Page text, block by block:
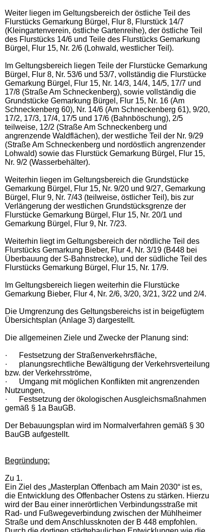
Weiter liegen im Geltungsbereich der östliche Teil des
Flurstücks Gemarkung Bürgel, Flur 8, Flurstück 14/7
(Kleingartenverein, östliche Gartenreihe), der östliche Teil
des Flurstücks 14/6 und Teile des Flurstücks Gemarkung
Bürgel, Flur 15, Nr. 2/6 (Lohwald, westlicher Teil).
Im Geltungsbereich liegen Teile der Flurstücke Gemarkung
Bürgel, Flur 8, Nr. 53/6 und 53/7, vollständig die Flurstücke
Gemarkung Bürgel, Flur 15, Nr. 14/3, 14/4, 14/5, 17/7 und
17/8 (Straße Am Schneckenberg), sowie vollständig die
Grundstücke Gemarkung Bürgel, Flur 15, Nr. 16 (Am
Schneckenberg 60), Nr. 14/6 (Am Schneckenberg 61), 9/20,
17/2, 17/3, 17/4, 17/5 und 17/6 (Bahnböschung), 2/5
teilweise, 12/2 (Straße Am Schneckenberg und
angrenzende Waldflächen), der westliche Teil der Nr. 9/29
(Straße Am Schneckenberg und nordöstlich angrenzender
Lohwald) sowie das Flurstück Gemarkung Bürgel, Flur 15,
Nr. 9/2 (Wasserbehälter).
Weiterhin liegen im Geltungsbereich die Grundstücke
Gemarkung Bürgel, Flur 15, Nr. 9/20 und 9/27, Gemarkung
Bürgel, Flur 9, Nr. 7/43 (teilweise, östlicher Teil), bis zur
Verlängerung der westlichen Grundstücksgrenze der
Flurstücke Gemarkung Bürgel, Flur 15, Nr. 20/1 und
Gemarkung Bürgel, Flur 9, Nr. 7/23.
Weiterhin liegt im Geltungsbereich der nördliche Teil des
Flurstücks Gemarkung Bieber, Flur 4, Nr. 3/19 (B448 bei
Überbauung der S-Bahnstrecke), und der südliche Teil des
Flurstücks Gemarkung Bürgel, Flur 15, Nr. 17/9.
Im Geltungsbereich liegen weiterhin die Flurstücke
Gemarkung Bieber, Flur 4, Nr. 2/6, 3/20, 3/21, 3/22 und 2/4.
Die Umgrenzung des Geltungsbereichs ist in beigefügtem
Übersichtsplan (Anlage 3) dargestellt.
Die allgemeinen Ziele und Zwecke der Planung sind:
·
Festsetzung der Straßenverkehrsfläche,
·
planungsrechtliche Bewältigung der Verkehrsverteilung
bzw. der Verkehrsströme,
·
Umgang mit möglichen Konflikten mit angrenzenden
Nutzungen,
·
Festsetzung der ökologischen Ausgleichsmaßnahmen
gemäß § 1a BauGB.
Der Bebauungsplan wird im Normalverfahren gemäß § 30
BauGB aufgestellt.
Begründung:
Zu 1.
Ein Ziel des „Masterplan Offenbach am Main 2030“ ist es,
die Entwicklung des Offenbacher Ostens zu stärken. Hierzu
wird der Bau einer innerörtlichen Verbindungsstraße mit
Rad- und Fußwegeverbindung zwischen der Mühlheimer
Straße und dem Anschlussknoten der B 448 empfohlen.